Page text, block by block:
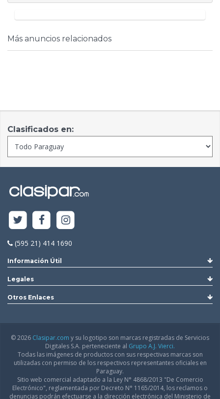
Más anuncios relacionados
Clasificados en:
(595 21) 414 1690
Información Útil
Legales
Otros Enlaces
© 2026 Clasipar.com y su logotipo son marcas registradas de Servicios
Digitales S.A. perteneciente al Grupo A.J. Vierci.
Todas las imágenes de productos con sus respectivas marcas son
utilizadas con permiso de los respectivos representantes oficiales en
Paraguay.
Sitio web comercial adaptado a la Ley N° 4868/2013 "De Comercio
Electrónico", reglamentada por Decreto N° 1165/2014, los reclamos o
denuncias podrán efectuarse a la dirección electrónica del Ministerio de